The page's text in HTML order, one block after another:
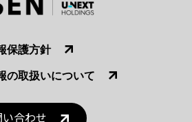
保護方針
の取扱いについて
い合わせ